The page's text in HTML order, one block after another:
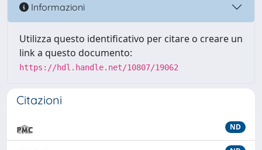
Informazioni
Utilizza questo identificativo per citare o creare un
link a questo documento:
https://hdl.handle.net/10807/19062
Citazioni
ND